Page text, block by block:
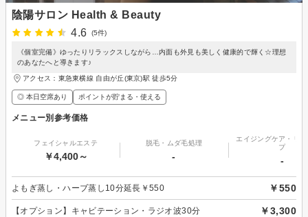
陰陽サロン Health & Beauty
4.6
(5件)
《個室完備》ゆったりリラックスしながら…内面も外見も美しく健康的で輝く☆理想
のあなたへと導きます♪
アクセス：東急東横線 自由が丘(東京)駅 徒歩5分
◎ 本日空席あり ポイントが貯まる・使える
メニュー別参考価格
フェイシャルエステ
￥4,400～
脱毛・ムダ毛処理
-
エイジングケア・リ
プ
-
よもぎ蒸し・ハーブ蒸し10分延長￥550 ￥550
【オプション】キャビテーション・ラジオ波30分 ￥3,300